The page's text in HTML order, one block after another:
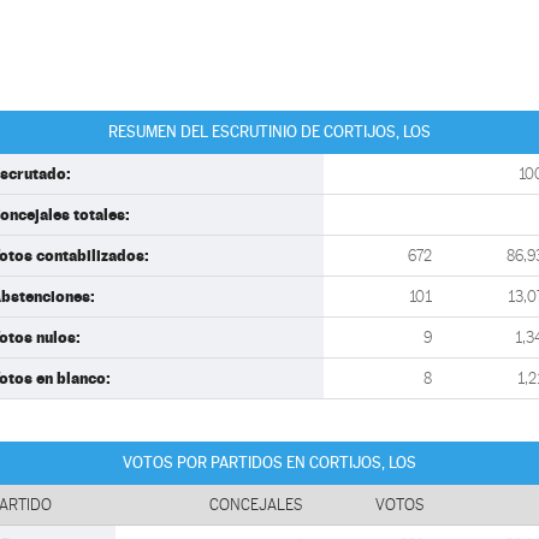
RESUMEN DEL ESCRUTINIO DE CORTIJOS, LOS
totales:
contabilizados: 672
101
nulos: 9
en blanco: 8
VOTOS POR PARTIDOS EN CORTIJOS, LOS
CONCEJALES VOTOS